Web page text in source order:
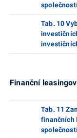
Tab. 10
Finanční
Tab. 11
finančních